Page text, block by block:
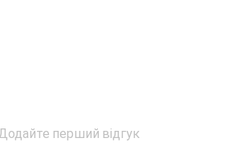
Додайте перший відгук